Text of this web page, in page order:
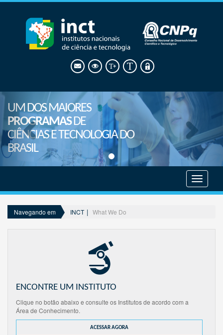
UM DOS MAIORES
PROGRAMASDE
CIÊNCIAS E TECNOLOGIA DO
BRASIL
menu
Navegando em INCT What We Do
ENCONTRE UM INSTITUTO
Clique no botão abaixo e consulte os Institutos de acordo com a
Área de Conhecimento.
ACESSAR AGORA